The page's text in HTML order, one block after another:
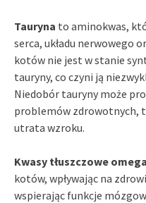
Tauryna to aminokwas,
serca, układu nerwowego
kotów nie jest w stanie
tauryny, co czyni ją
Niedobór tauryny może
problemów zdrowotnych,
utrata wzroku.
Kwasy tłuszczowe
kotów, wpływając na
wspierając funkcje